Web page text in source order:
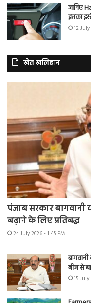
जानिए
इसका
12
खेत खलिहान
पंजाब सरकार
बढ़ाने के लिए प्रतिबद्ध
24 July 2026 - 1:45 PM
बीज से
15 July